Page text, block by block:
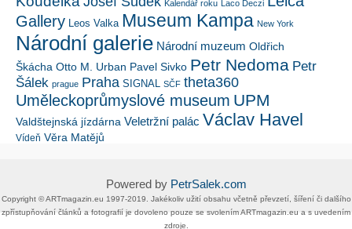
Kalendář roku Laco Deczi
Gallery
Leos Valka Museum Kampa New York
Národní galerie Národní muzeum Oldřich
Škácha Otto M. Urban Pavel Sivko Petr Nedoma Petr
Šálek prague Praha SIGNAL SČF theta360
Uměleckoprůmyslové museum UPM
Valdštejnská jízdárna Veletržní palác Václav Havel
Vídeň Věra Matějů
Powered by PetrSalek.com
Copyright ©​ ​​ARTmagazin.eu ​1997-2019​.​ Jakékoliv užití obsahu včetně převzetí, šíření či dalšího
zpřístupňování článků a fotografií je dovoleno pouze se svolením ​ARTmagazin.eu​ ​a s uvedením
zdroje.